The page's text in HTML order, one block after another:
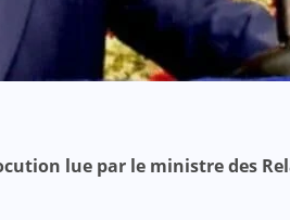
lue par le ministre des